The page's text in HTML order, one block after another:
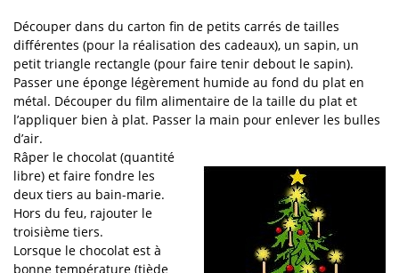
Découper dans du carton fin de petits carrés de tailles
différentes (pour la réalisation des cadeaux), un sapin, un
petit triangle rectangle (pour faire tenir debout le sapin).
Passer une éponge légèrement humide au fond du plat en
métal. Découper du film alimentaire de la taille du plat et
l’appliquer bien à plat. Passer la main pour enlever les bulles
d’air.
Râper le chocolat (quantité
libre) et faire fondre les
deux tiers au bain-marie.
Hors du feu, rajouter le
troisième tiers.
Lorsque le chocolat est à
bonne température (tiède